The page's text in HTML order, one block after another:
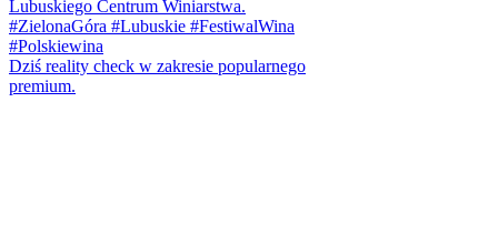
Dziś reality check w zakresie popularnego
premium.